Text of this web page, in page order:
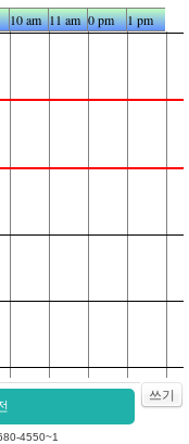
10 am 11 am 0 pm 1 pm
쓰기
4550~1